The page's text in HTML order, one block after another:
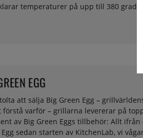
temperaturer på upp till 380 grader.
att sälja Big Green Egg –
förstå varför – grillarna levererar på
av Big Green Eggs tillbehör: Allt
Egg sedan starten av KitchenLab, vi
EGG